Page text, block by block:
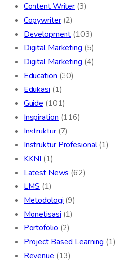
Content Writer (3)
Copywriter (2)
Development (103)
Digital Marketing (5)
Digital Marketing (4)
Education (30)
Edukasi (1)
Guide (101)
Inspiration (116)
Instruktur (7)
Instruktur Profesional(1)
KKNI (1)
Latest News (62)
LMS (1)
Metodologi (9)
Monetisasi (1)
Portofolio (2)
Project Based Learning (1)
Revenue (13)